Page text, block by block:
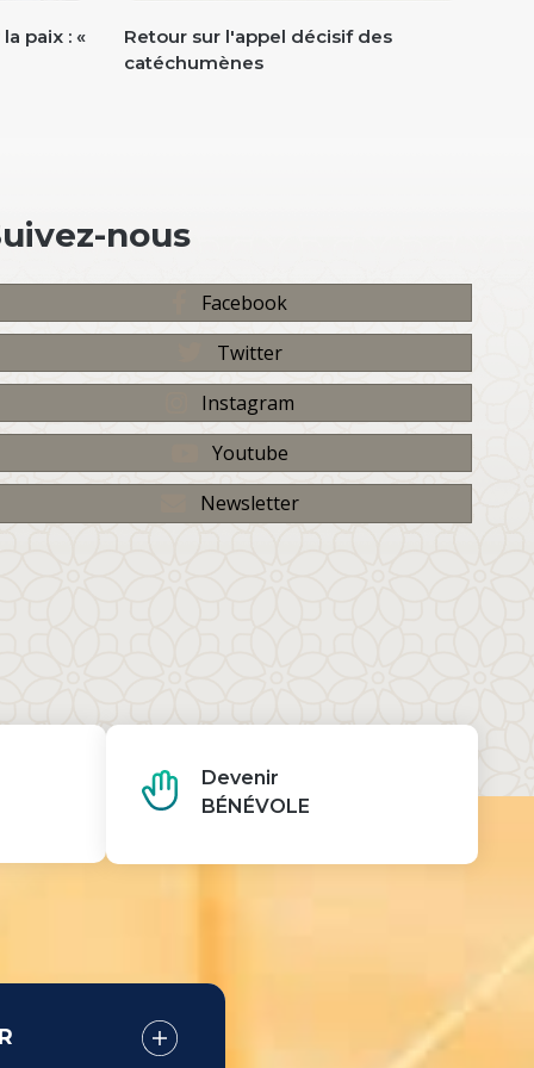
paix : «
Retour sur l'appel décisif des
catéchumènes
nous
Facebook
Twitter
Instagram
Youtube
Newsletter
Devenir
BÉNÉVOLE